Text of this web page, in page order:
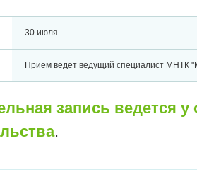
30 июля
Прием ведет ведущий специалист МНТК
запись ведется
.